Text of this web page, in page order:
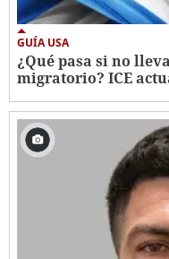
GUÍA USA
¿Qué pasa si no
migratorio? ICE